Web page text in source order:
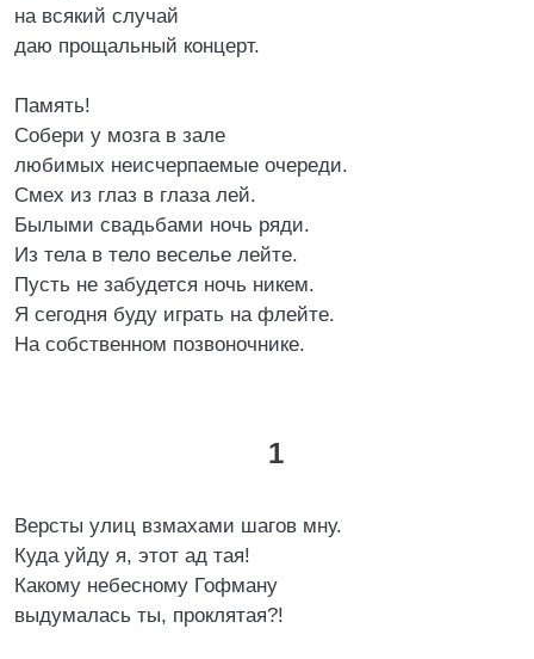
на всякий случай
даю прощальный концерт.
Память!
Собери у мозга в зале
любимых неисчерпаемые очереди.
Смех из глаз в глаза лей.
Былыми свадьбами ночь ряди.
Из тела в тело веселье лейте.
Пусть не забудется ночь никем.
Я сегодня буду играть на флейте.
На собственном позвоночнике.
1
Версты улиц взмахами шагов мну.
Куда уйду я, этот ад тая!
Какому небесному Гофману
выдумалась ты, проклятая?!